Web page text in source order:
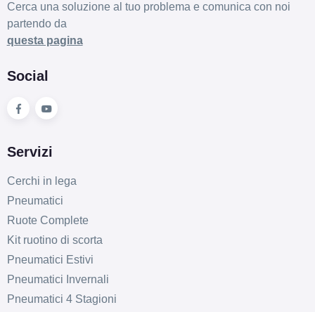
Cerca una soluzione al tuo problema e comunica con noi
partendo da
questa pagina
Social
Servizi
Cerchi in lega
Pneumatici
Ruote Complete
Kit ruotino di scorta
Pneumatici Estivi
Pneumatici Invernali
Pneumatici 4 Stagioni